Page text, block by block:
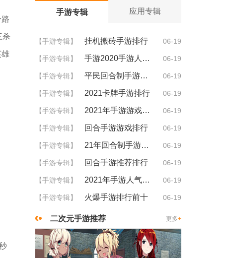
杀
雄
手游专辑 应用专辑
【手游专辑】 挂机搬砖手游排行 06-19
【手游专辑】 手游2020手游人气排行 06-19
【手游专辑】 平民回合制手游排行 06-19
【手游专辑】 2021卡牌手游排行 06-19
【手游专辑】 2021年手游游戏排行 06-19
【手游专辑】 回合手游游戏排行 06-19
【手游专辑】 21年回合制手游排行 06-19
【手游专辑】 回合手游推荐排行 06-19
【手游专辑】 2021年手游人气排行 06-19
【手游专辑】 火爆手游排行前十 06-19
二次元手游推荐 更多+